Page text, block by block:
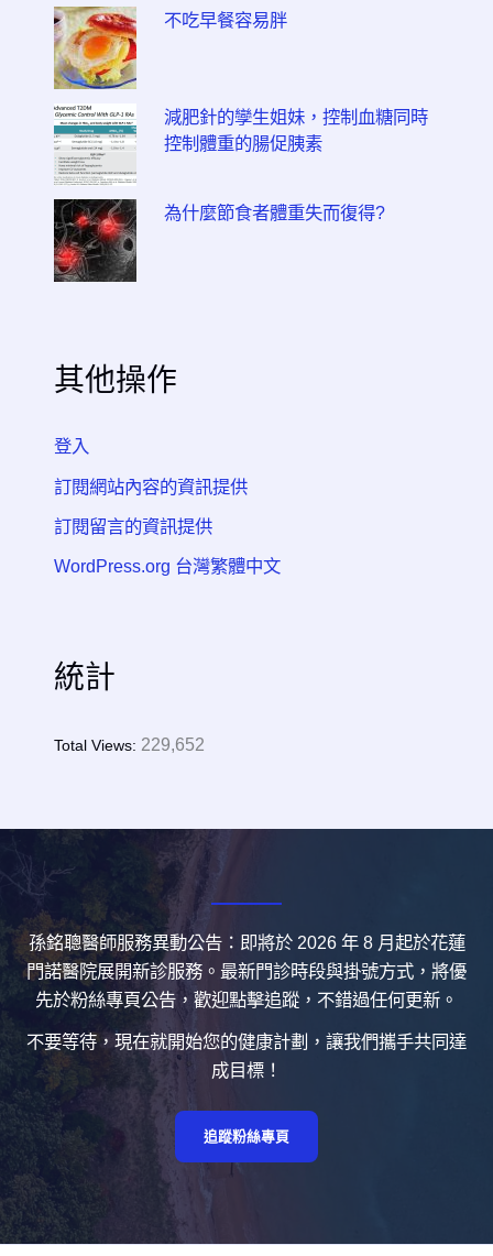
不吃早餐容易胖
減肥針的孿生姐妹，控制血糖同時
控制體重的腸促胰素
為什麼節食者體重失而復得?
其他操作
登入
訂閱網站內容的資訊提供
訂閱留言的資訊提供
WordPress.org 台灣繁體中文
統計
Total Views: 229,652
孫銘聰醫師服務異動公告：即將於 2026 年 8 月起於花蓮
門諾醫院展開新診服務。最新門診時段與掛號方式，將優
先於粉絲專頁公告，歡迎點擊追蹤，不錯過任何更新。
不要等待，現在就開始您的健康計劃，讓我們攜手共同達
成目標！
追蹤粉絲專頁